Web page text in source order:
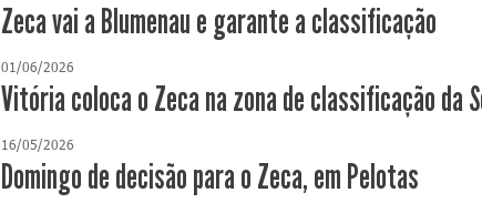
Zeca vai a Blumenau e garante a classificação
01/06/2026
Vitória coloca o Zeca na zona de classificação da
16/05/2026
Domingo de decisão para o Zeca, em Pelotas